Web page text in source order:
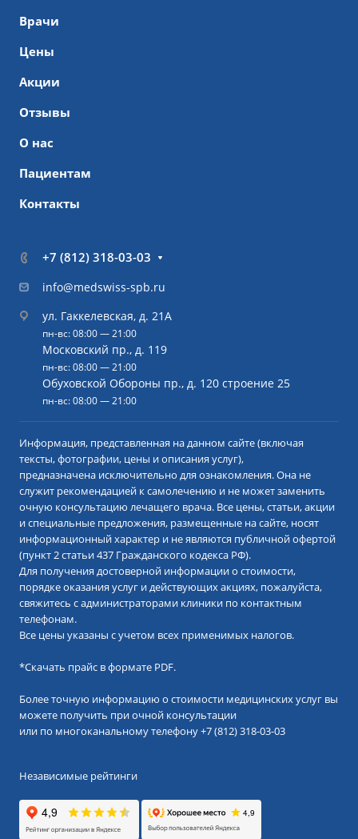
Врачи
Цены
Акции
Отзывы
О нас
Пациентам
Контакты
+7 (812) 318-03-03
info@medswiss-spb.ru
ул. Гаккелевская, д. 21А
пн-вс: 08:00 — 21:00
Московский пр., д. 119
пн-вс: 08:00 — 21:00
Обуховской Обороны пр., д. 120 строение 25
пн-вс: 08:00 — 21:00
Информация, представленная на данном сайте (включая
тексты, фотографии, цены и описания услуг),
предназначена исключительно для ознакомления. Она не
служит рекомендацией к самолечению и не может заменить
очную консультацию лечащего врача. Все цены, статьи, акции
и специальные предложения, размещенные на сайте, носят
информационный характер и не являются публичной офертой
(пункт 2 статьи 437 Гражданского кодекса РФ).
Для получения достоверной информации о стоимости,
порядке оказания услуг и действующих акциях, пожалуйста,
свяжитесь с администраторами клиники по контактным
телефонам.
Все цены указаны с учетом всех применимых налогов.
*Скачать прайс в формате PDF.
Более точную информацию о стоимости медицинских услуг вы
можете получить при очной консультации
или по многоканальному телефону+7 (812) 318-03-03
Независимые рейтинги